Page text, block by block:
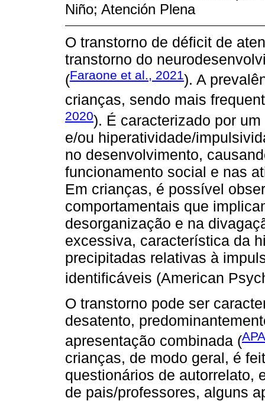
Niño; Atención Plena
O transtorno de déficit de
transtorno do
(Faraone et al., 2021). A
crianças, sendo mais
2020). É caracterizado por
e/ou hiperatividade/
no desenvolvimento,
funcionamento social e nas
Em crianças, é possível
comportamentais que
desorganização e na
excessiva, característica da
precipitadas relativas à
identificáveis (American
O transtorno pode ser
desatento,
apresentação combinada (
crianças, de modo geral, é
questionários de autorrelato,
de pais/professores, alguns